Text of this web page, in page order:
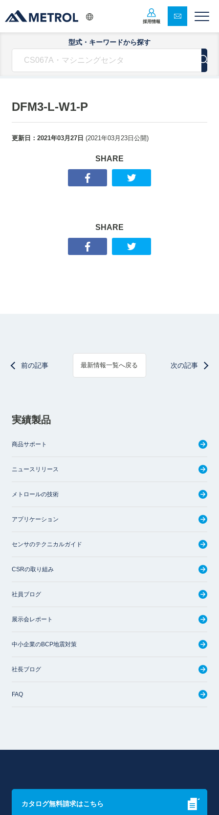
採用情報
型式・キーワードから探す
DFM3-L-W1-P
更新日： 2021年03月27日 (2021年03月23日 公開)
SHARE
SHARE
前の記事 最新情報一覧へ戻る 次の記事
実績製品
商品サポート
ニュースリリース
メトロールの技術
アプリケーション
センサのテクニカルガイド
CSRの取り組み
社員ブログ
展示会レポート
中小企業のBCP地震対策
社長ブログ
FAQ
カタログ無料請求はこちら